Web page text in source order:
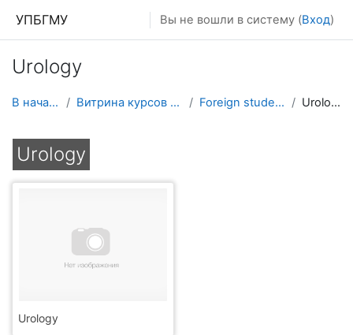
УПБГМУ Вы не вошли в систему (Вход)
Urology
В начало Витрина курсов 3KL Foreign students Urology
Urology
Urology